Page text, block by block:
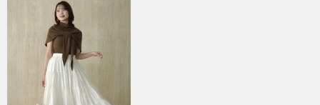
ミーエスミーム
Mila Owen
ミラオーウェン
モワージュ